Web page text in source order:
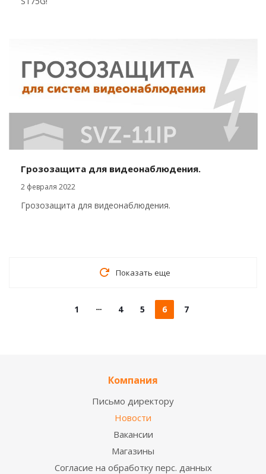
Грозозащита для видеонаблюдения.
2 февраля 2022
Грозозащита для видеонаблюдения.
Показать еще
1 4 5 6 7
Компания
Письмо директору
Новости
Вакансии
Магазины
Согласие на обработку перс. данных